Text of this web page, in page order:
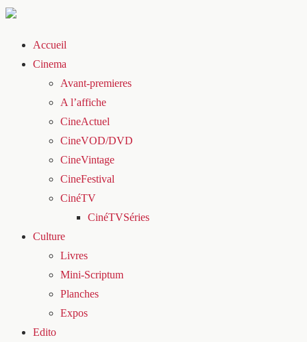
Accueil
Cinema
Avant-premieres
A l’affiche
CineActuel
CineVOD/DVD
CineVintage
CineFestival
CinéTV
CinéTVSéries
Culture
Livres
Mini-Scriptum
Planches
Expos
Edito